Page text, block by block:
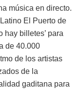
música en directo.
El Puerto de
hay billetes’ para
de 40.000
de los artistas
de la
gaditana para